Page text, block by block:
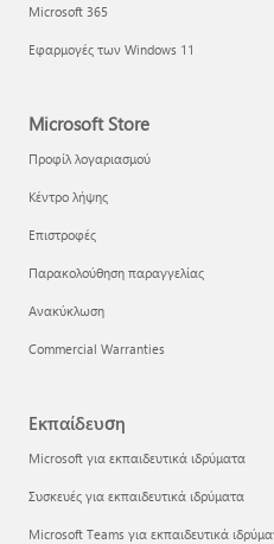
Microsoft 365
Εφαρμογές των Windows 11
Microsoft Store
Προφίλ λογαριασμού
Κέντρο λήψης
Επιστροφές
Παρακολούθηση παραγγελίας
Ανακύκλωση
Commercial Warranties
Εκπαίδευση
Microsoft για εκπαιδευτικά ιδρύματα
Συσκευές για εκπαιδευτικά ιδρύματα
Microsoft Teams για εκπαιδευτικά